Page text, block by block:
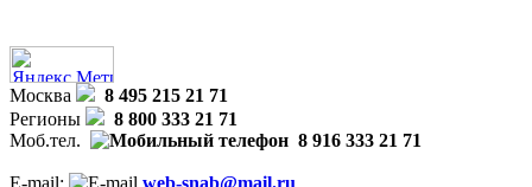
Москва
8 495 215 21 71
Регионы
8 800 333 21 71
Моб.тел.
8 916 333 21 71
E-mail: web-snab@mail.ru